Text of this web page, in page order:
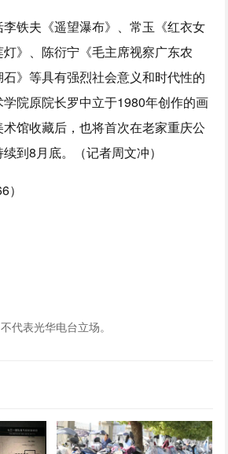
铁夫《遥望瀑布》、常玉《红衣女
》、陈衍宁《毛主席视察广东农
》等具有强烈社会意义和时代性的
院原院长罗中立于1980年创作的画
馆收藏后，也将首次在老家重庆公
到8月底。（记者周文冲）
代表光华电台立场。